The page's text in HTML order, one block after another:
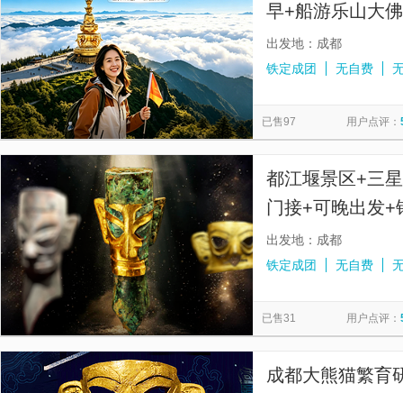
早+船游乐山大
出发地：成都
铁定成团
无自费
已售97 用户点评：
都江堰景区+三
门接+可晚出发+
日游
出发地：成都
铁定成团
无自费
已售31 用户点评：
成都大熊猫繁育